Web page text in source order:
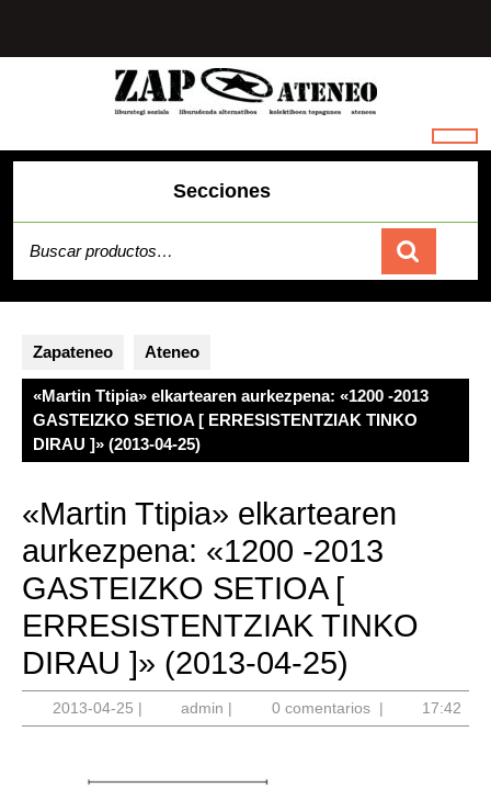
contenido
Secciones
por:
Carrito
Zapateneo Ateneo
«Martin Ttipia» elkartearen aurkezpena: «1200 -2013
GASTEIZKO SETIOA [ ERRESISTENTZIAK TINKO
DIRAU ]» (2013-04-25)
«Martin Ttipia» elkartearen
aurkezpena: «1200 -2013
GASTEIZKO SETIOA [
ERRESISTENTZIAK TINKO
DIRAU ]» (2013-04-25)
2013-04-252013-
04-
| admin admin
| 0 comentarios | 17:42